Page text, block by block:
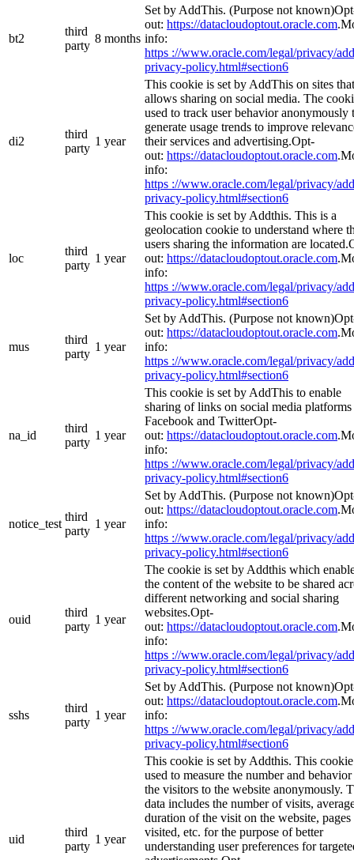
bt2
third
party
8 months
Set by AddThis. (Purpose not
out: https://datacloudoptout.oracle.com
info:
https ://www.oracle.com/legal/privacy/
privacy-policy.html#section6
di2
third
party
1 year
This cookie is set by AddThis on sites that
allows sharing on social media. The
used to track user behavior anonymously
generate usage trends to improve
their services and advertising.Opt-
out: https://datacloudoptout.oracle.com
info:
https ://www.oracle.com/legal/privacy/
privacy-policy.html#section6
loc
third
party
1 year
This cookie is set by Addthis. This is a
geolocation cookie to understand where
users sharing the information are
out: https://datacloudoptout.oracle.com
info:
https ://www.oracle.com/legal/privacy/
privacy-policy.html#section6
mus
third
party
1 year
Set by AddThis. (Purpose not
out: https://datacloudoptout.oracle.com
info:
https ://www.oracle.com/legal/privacy/
privacy-policy.html#section6
na_id
third
party
1 year
This cookie is set by AddThis to enable
sharing of links on social media
Facebook and TwitterOpt-
out: https://datacloudoptout.oracle.com
info:
https ://www.oracle.com/legal/privacy/
privacy-policy.html#section6
notice_test
third
party
1 year
Set by AddThis. (Purpose not
out: https://datacloudoptout.oracle.com
info:
https ://www.oracle.com/legal/privacy/
privacy-policy.html#section6
ouid
third
party
1 year
The cookie is set by Addthis which
the content of the website to be shared
different networking and social sharing
websites.Opt-
out: https://datacloudoptout.oracle.com
info:
https ://www.oracle.com/legal/privacy/
privacy-policy.html#section6
sshs
third
party
1 year
Set by AddThis. (Purpose not
out: https://datacloudoptout.oracle.com
info:
https ://www.oracle.com/legal/privacy/
privacy-policy.html#section6
uid
third
party
1 year
This cookie is set by Addthis. This
used to measure the number and
the visitors to the website anonymously.
data includes the number of visits,
duration of the visit on the website, pages
visited, etc. for the purpose of better
understanding user preferences for